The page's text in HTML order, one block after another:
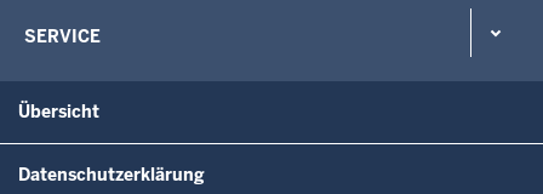
SERVICE
Übersicht
Datenschutzerklärung